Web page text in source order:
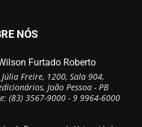
NÓS
Furtado Roberto
Júlia Freire, 1200, Sala 904,
João Pessoa - PB
(83) 3567-9000 - 9 9964-6000